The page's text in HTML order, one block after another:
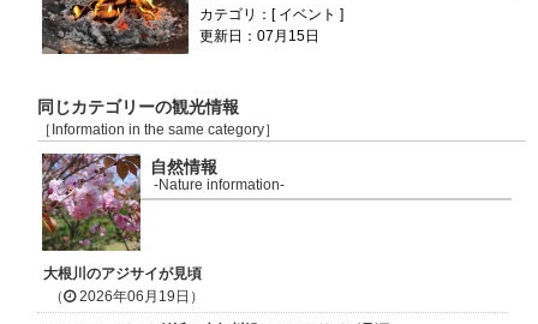
カテゴリ：[ イベント ]
更新日：07月15日
同じカテゴリーの観光情報
［Information in the same category］
自然情報
-Nature information-
大根川のアジサイが見頃
（
2026年06月19日）